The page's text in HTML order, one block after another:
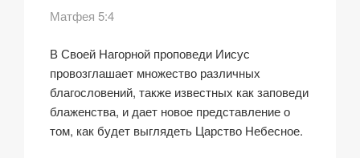
Матфея 5:4
В Своей Нагорной проповеди Иисус
провозглашает множество различных
благословений, также известных как заповеди
блаженства, и дает новое представление о
том, как будет выглядеть Царство Небесное.